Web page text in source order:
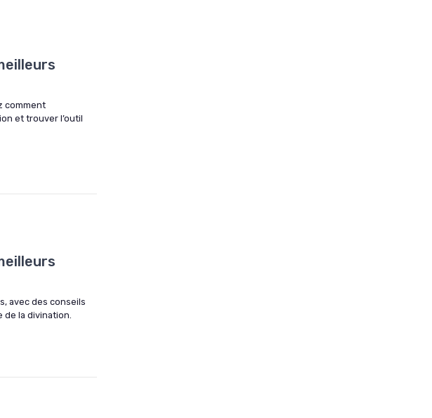
comment
et trouver l’outil
avec des conseils
la divination.